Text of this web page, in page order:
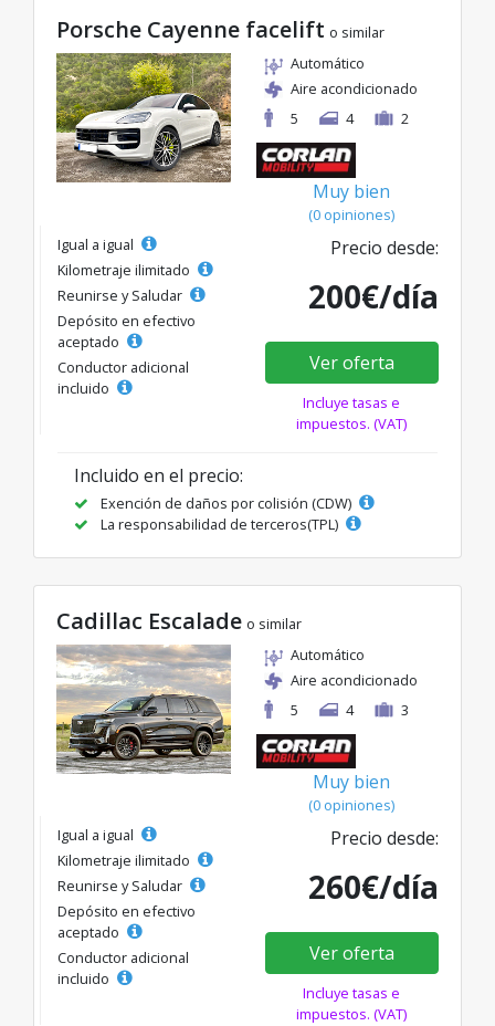
Porsche Cayenne facelift o similar
Automático
Aire acondicionado
5
4 2
Muy bien
(0 opiniones)
Igual a igual
Kilometraje ilimitado
Reunirse y Saludar
Depósito en efectivo
aceptado
Conductor adicional
incluido
Precio desde:
200€/día
Ver oferta
Incluye tasas e
impuestos. (VAT)
Incluido en el precio:
Exención de daños por colisión (CDW)
La responsabilidad de terceros(TPL)
Cadillac Escalade o similar
Automático
Aire acondicionado
5
4 3
Muy bien
(0 opiniones)
Igual a igual
Kilometraje ilimitado
Reunirse y Saludar
Depósito en efectivo
aceptado
Conductor adicional
incluido
Precio desde:
260€/día
Ver oferta
Incluye tasas e
impuestos. (VAT)